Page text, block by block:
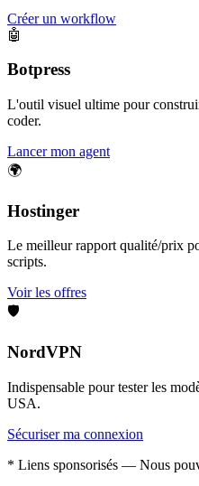
Créer un workflow
🤖
Botpress
L'outil visuel ultime pour
coder.
Lancer mon agent
🌍
Hostinger
Le meilleur rapport qualité/prix
scripts.
Voir les offres
🛡️
NordVPN
Indispensable pour tester les
USA.
Sécuriser ma connexion
* Liens sponsorisés — Nous